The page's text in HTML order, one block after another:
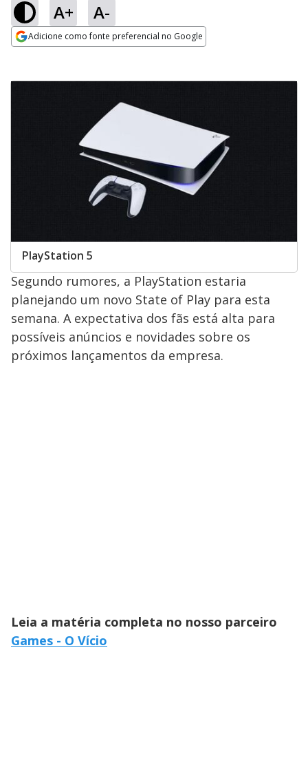
A+ A-
Adicione como fonte preferencial no Google
PlayStation 5
Segundo rumores, a PlayStation estaria
planejando um novo State of Play para esta
semana. A expectativa dos fãs está alta para
possíveis anúncios e novidades sobre os
próximos lançamentos da empresa.
Leia a matéria completa no nosso parceiro
Games - O Vício